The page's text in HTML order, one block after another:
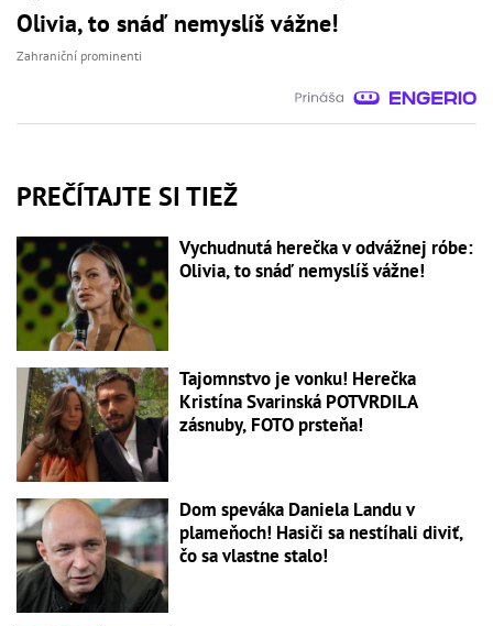
Olivia, to snáď nemyslíš vážne!
Zahraniční prominenti
PREČÍTAJTE SI TIEŽ
Vychudnutá herečka v odvážnej róbe:
Olivia, to snáď nemyslíš vážne!
Tajomnstvo je vonku! Herečka
Kristína Svarinská POTVRDILA
zásnuby, FOTO prsteňa!
Dom speváka Daniela Landu v
plameňoch! Hasiči sa nestíhali diviť,
čo sa vlastne stalo!